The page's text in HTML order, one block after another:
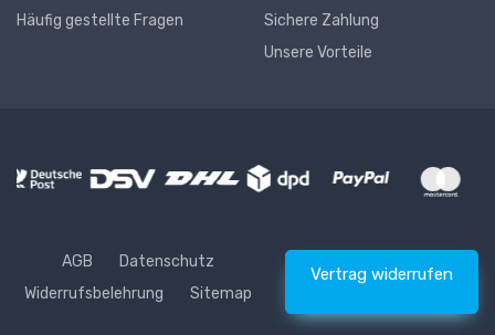
Häufig gestellte Fragen
Sichere Zahlung
Unsere Vorteile
AGB
Datenschutz
Widerrufsbelehrung
Sitemap
Vertrag widerrufen